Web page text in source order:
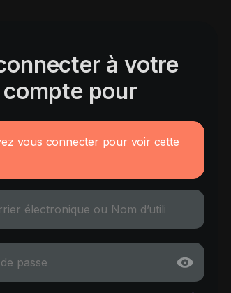
à votre
compte pour
vous connecter pour voir cette